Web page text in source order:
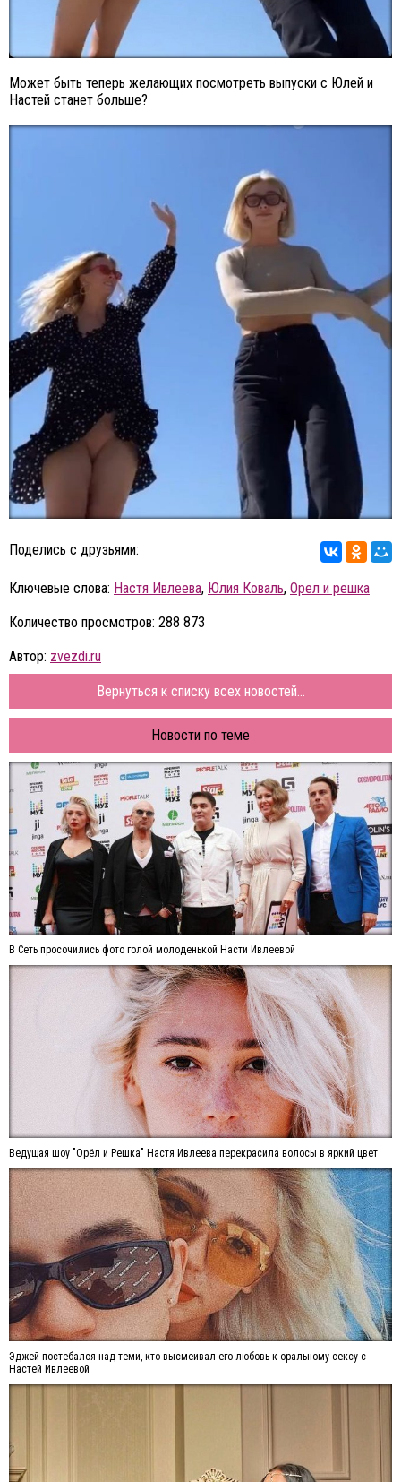
Может быть теперь желающих посмотреть выпуски с Юлей и
Настей станет больше?
Поделись с друзьями:
Ключевые слова: Настя Ивлеева, Юлия Коваль, Орел и решка
Количество просмотров: 288 873
Автор: zvezdi.ru
Вернуться к списку всех новостей...
Новости по теме
В Сеть просочились фото голой молоденькой Насти Ивлеевой
Ведущая шоу "Орёл и Решка" Настя Ивлеева перекрасила волосы в яркий цвет
Эджей постебался над теми, кто высмеивал его любовь к оральному сексу с
Настей Ивлеевой